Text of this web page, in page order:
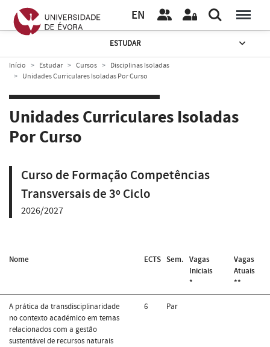
EN
ESTUDAR
Início Estudar Cursos
Disciplinas Isoladas
Unidades Curriculares Isoladas Por Curso
Unidades Curriculares Isoladas
Por Curso
Curso de Formação Competências
Transversais de 3º Ciclo
2026/2027
Nome ECTS Sem. Vagas
Iniciais
*
Vagas
Atuais
**
A prática da transdisciplinaridade
no contexto académico em temas
relacionados com a gestão
sustentável de recursos naturais
6 Par